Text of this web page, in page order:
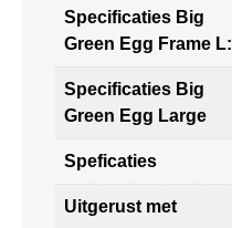
Specificaties Big
Green Egg Frame L:
Specificaties Big
Green Egg Large
Speficaties
Uitgerust met